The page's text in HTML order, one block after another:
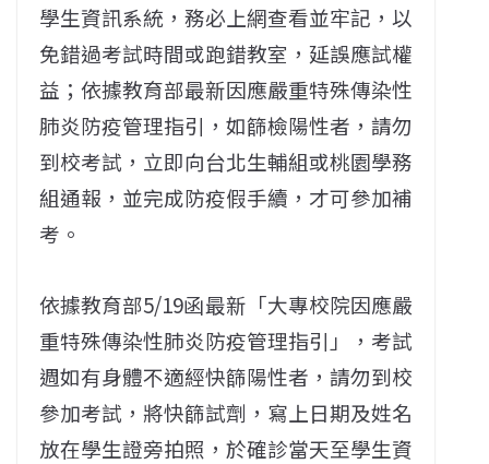
學生資訊系統，務必上網查看並牢記，以
免錯過考試時間或跑錯教室，延誤應試權
益；依據教育部最新因應嚴重特殊傳染性
肺炎防疫管理指引，如篩檢陽性者，請勿
到校考試，立即向台北生輔組或桃園學務
組通報，並完成防疫假手續，才可參加補
考。
依據教育部5/19函最新「大專校院因應嚴
重特殊傳染性肺炎防疫管理指引」，考試
週如有身體不適經快篩陽性者，請勿到校
參加考試，將快篩試劑，寫上日期及姓名
放在學生證旁拍照，於確診當天至學生資